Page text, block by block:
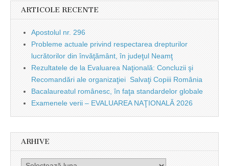
ARTICOLE RECENTE
Apostolul nr. 296
Probleme actuale privind respectarea drepturilor
lucrătorilor din învăţământ, în judeţul Neamţ
Rezultatele de la Evaluarea Naţională: Concluzii şi
Recomandări ale organizaţiei Salvaţi Copiii România
Bacalaureatul românesc, în faţa standardelor globale
Examenele verii – EVALUAREA NAŢIONALĂ 2026
ARHIVE
Arhive